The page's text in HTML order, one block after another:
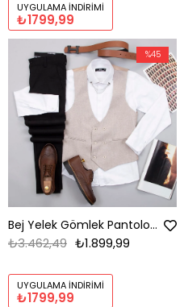
UYGULAMA İNDIRIMI
₺1799,99
Bej Yelek Gömlek Pantolon Ayakkabı Kombin
₺1.899,99
₺3.462,49
UYGULAMA İNDIRIMI
₺1799,99
%45